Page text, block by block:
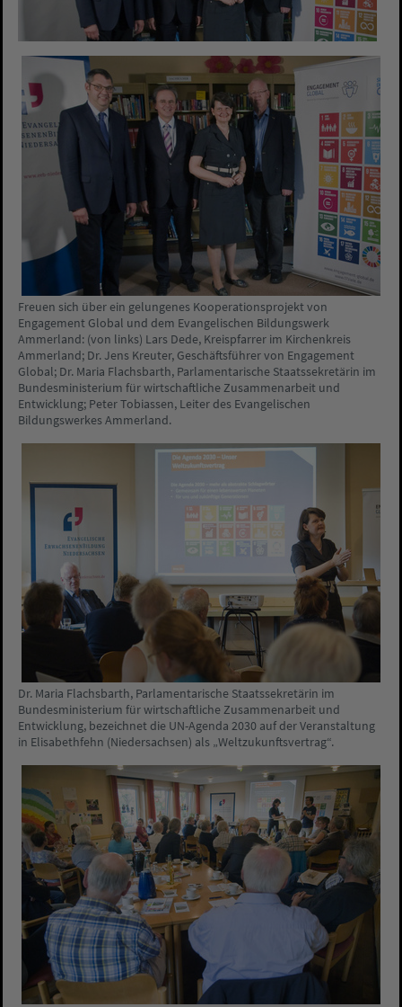
Freuen sich über ein gelungenes Kooperationsprojekt von
Engagement Global und dem Evangelischen Bildungswerk
Ammerland: (von links) Lars Dede, Kreispfarrer im Kirchenkreis
Ammerland; Dr. Jens Kreuter, Geschäftsführer von Engagement
Global; Dr. Maria Flachsbarth, Parlamentarische Staatssekretärin im
Bundesministerium für wirtschaftliche Zusammenarbeit und
Entwicklung; Peter Tobiassen, Leiter des Evangelischen
Bildungswerkes Ammerland.
Dr. Maria Flachsbarth, Parlamentarische Staatssekretärin im
Bundesministerium für wirtschaftliche Zusammenarbeit und
Entwicklung, bezeichnet die UN-Agenda 2030 auf der Veranstaltung
in Elisabethfehn (Niedersachsen) als „Weltzukunftsvertrag“.